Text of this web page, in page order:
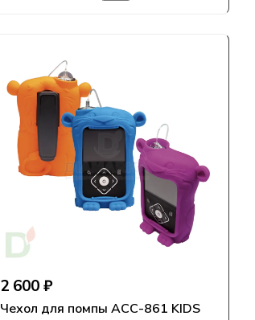
2 600 ₽
Чехол для помпы АСС-861 KIDS